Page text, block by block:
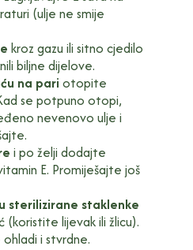
(ulje ne smije
kroz gazu ili sitno cjedilo
biljne dijelove.
na pari otopite
se potpuno otopi,
nevenovo ulje i
i po želji dodajte
E. Promiješajte još
sterilizirane staklenke
(koristite lijevak ili žlicu).
i stvrdne.